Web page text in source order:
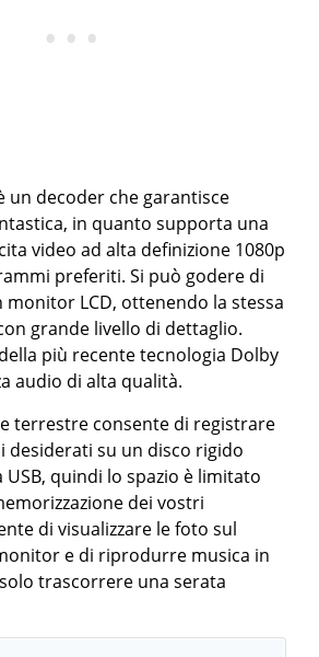
un decoder che garantisce
in quanto supporta una
video ad alta definizione 1080p
preferiti. Si può godere di
monitor LCD, ottenendo la stessa
grande livello di dettaglio.
più recente tecnologia Dolby
audio di alta qualità.
terrestre consente di registrare
su un disco rigido
quindi lo spazio è limitato
dei vostri
di visualizzare le foto sul
e di riprodurre musica in
trascorrere una serata